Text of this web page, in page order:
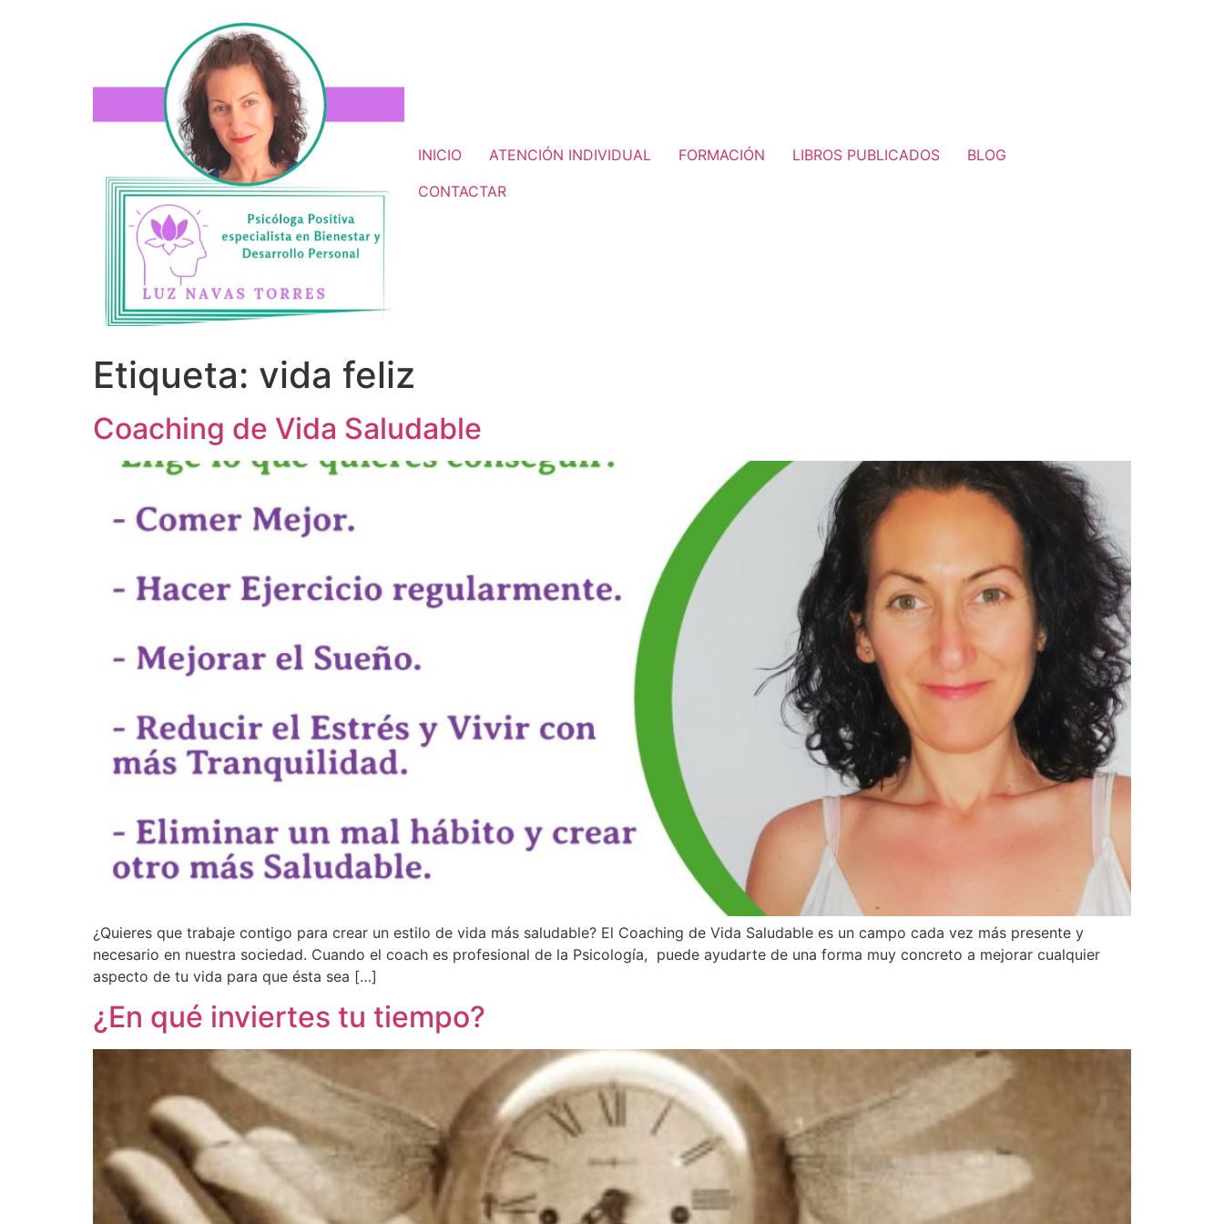
INICIO ATENCIÓN INDIVIDUAL FORMACIÓN LIBROS PUBLICADOS
BLOG
CONTACTAR
Etiqueta: vida feliz
Coaching de Vida Saludable
¿Quieres que trabaje contigo para crear un estilo de vida más saludable? El Coaching de Vida Saludable es un campo cada vez más presente y
necesario en nuestra sociedad. Cuando el coach es profesional de la Psicología, puede ayudarte de una forma muy concreto a mejorar cualquier
aspecto de tu vida para que ésta sea […]
¿En qué inviertes tu tiempo?